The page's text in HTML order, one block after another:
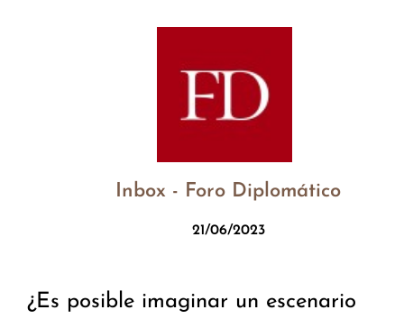
Inbox - Foro Diplomático
21/06/2023
¿Es posible imaginar un escenario